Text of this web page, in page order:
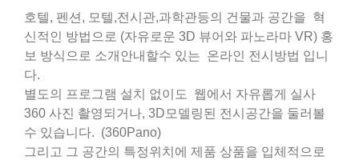
호텔, 펜션, 모텔,전시관,과학관등의 건물과 공간을 혁
신적인 방법으로 (자유로운 3D 뷰어와 파노라마 VR) 홍
보 방식으로 소개안내할수 있는 온라인 전시방법 입니
다.
별도의 프로그램 설치 없이도 웹에서 자유롭게 실사
360 사진 촬영되거나, 3D모델링된 전시공간을 둘러볼
수 있습니다. (360Pano)
그리고 그 공간의 특정위치에 제품 상품을 입체적으로